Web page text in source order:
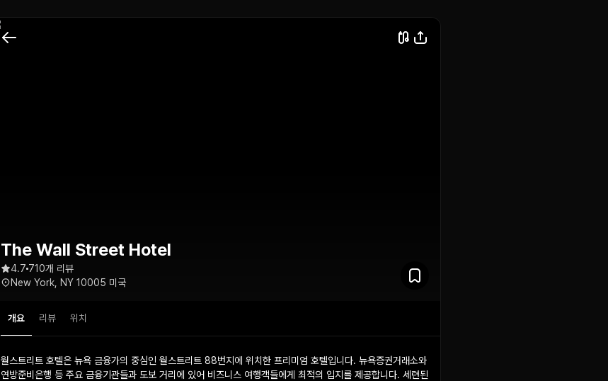
The Wall Street Hotel
4.7 710개 리뷰
New York, NY 10005 미국
개요 리뷰 위치
월스트리트 호텔은 뉴욕 금융가의 중심인 월스트리트 88번지에 위치한 프리미엄 호텔입니다. 뉴욕증권거래소와
연방준비은행 등 주요 금융기관들과 도보 거리에 있어 비즈니스 여행객들에게 최적의 입지를 제공합니다. 세련된